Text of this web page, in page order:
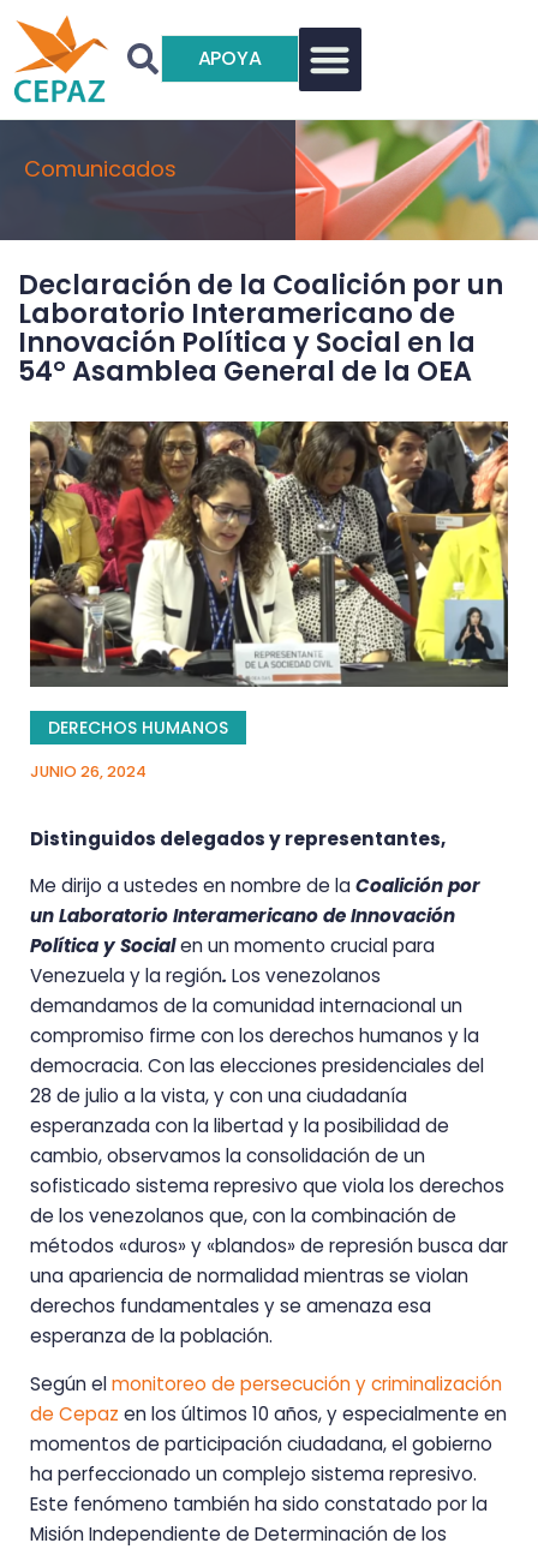
APOYA
Comunicados
Declaración de la Coalición por un
Laboratorio Interamericano de
Innovación Política y Social en la
54° Asamblea General de la OEA
DERECHOS HUMANOS
JUNIO 26, 2024
Distinguidos delegados y representantes,
Me dirijo a ustedes en nombre de laCoalición por
un Laboratorio Interamericano de Innovación
Política y Socialen un momento crucial para
Venezuela y la región. Los venezolanos
demandamos de la comunidad internacional un
compromiso firme con los derechos humanos y la
democracia. Con las elecciones presidenciales del
28 de julio a la vista, y con una ciudadanía
esperanzada con la libertad y la posibilidad de
cambio, observamos la consolidación de un
sofisticado sistema represivo que viola los derechos
de los venezolanos que, con la combinación de
métodos «duros» y «blandos» de represión busca dar
una apariencia de normalidad mientras se violan
derechos fundamentales y se amenaza esa
esperanza de la población.
Según elmonitoreo de persecución y criminalización
de Cepaz en los últimos 10 años, y especialmente en
momentos de participación ciudadana, el gobierno
ha perfeccionado un complejo sistema represivo.
Este fenómeno también ha sido constatado por la
Misión Independiente de Determinación de los